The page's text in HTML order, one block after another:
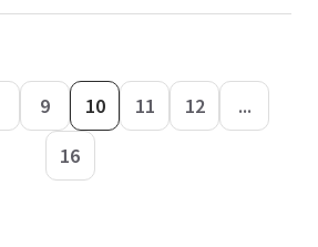
9 10 11 12
...
16